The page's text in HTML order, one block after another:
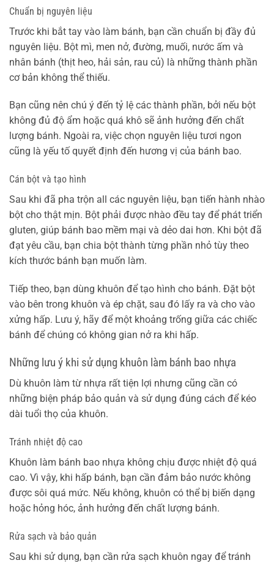
Chuẩn bị nguyên liệu
Trước khi bắt tay vào làm bánh, bạn cần chuẩn bị đầy đủ
nguyên liệu. Bột mì, men nở, đường, muối, nước ấm và
nhân bánh (thịt heo, hải sản, rau củ) là những thành phần
cơ bản không thể thiếu.
Bạn cũng nên chú ý đến tỷ lệ các thành phần, bởi nếu bột
không đủ độ ẩm hoặc quá khô sẽ ảnh hưởng đến chất
lượng bánh. Ngoài ra, việc chọn nguyên liệu tươi ngon
cũng là yếu tố quyết định đến hương vị của bánh bao.
Cán bột và tạo hình
Sau khi đã pha trộn all các nguyên liệu, bạn tiến hành nhào
bột cho thật mịn. Bột phải được nhào đều tay để phát triển
gluten, giúp bánh bao mềm mại và dẻo dai hơn. Khi bột đã
đạt yêu cầu, bạn chia bột thành từng phần nhỏ tùy theo
kích thước bánh bạn muốn làm.
Tiếp theo, bạn dùng khuôn để tạo hình cho bánh. Đặt bột
vào bên trong khuôn và ép chặt, sau đó lấy ra và cho vào
xửng hấp. Lưu ý, hãy để một khoảng trống giữa các chiếc
bánh để chúng có không gian nở ra khi hấp.
Những lưu ý khi sử dụng khuôn làm bánh bao nhựa
Dù khuôn làm từ nhựa rất tiện lợi nhưng cũng cần có
những biện pháp bảo quản và sử dụng đúng cách để kéo
dài tuổi thọ của khuôn.
Tránh nhiệt độ cao
Khuôn làm bánh bao nhựa không chịu được nhiệt độ quá
cao. Vì vậy, khi hấp bánh, bạn cần đảm bảo nước không
được sôi quá mức. Nếu không, khuôn có thể bị biến dạng
hoặc hỏng hóc, ảnh hưởng đến chất lượng bánh.
Rửa sạch và bảo quản
Sau khi sử dụng, bạn cần rửa sạch khuôn ngay để tránh